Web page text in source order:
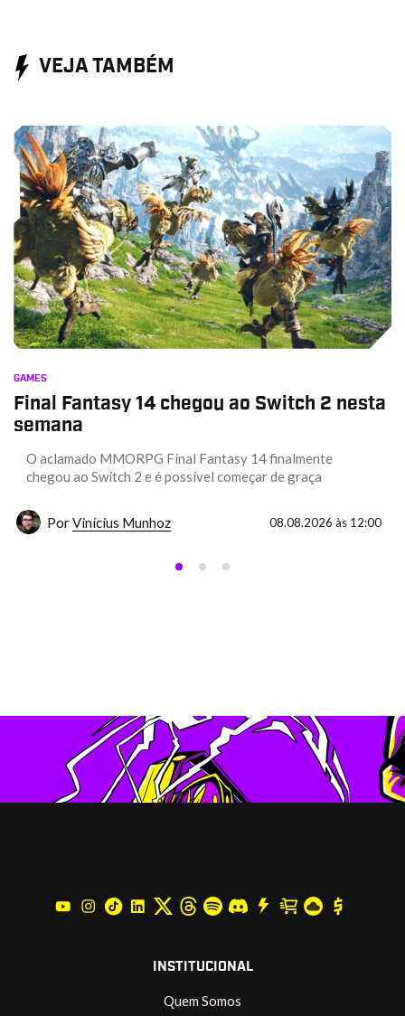
VEJA TAMBÉM
GAMES
Final Fantasy 14 chegou ao Switch 2 nesta
semana
O aclamado MMORPG Final Fantasy 14 finalmente
chegou ao Switch 2 e é possível começar de graça
PorVinícius Munhoz 08.08.2026 às 12:00
INSTITUCIONAL
Quem Somos